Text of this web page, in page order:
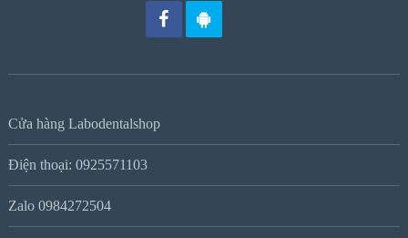
Cửa hàng Labodentalshop
Điện thoại: 0925571103
Zalo 0984272504